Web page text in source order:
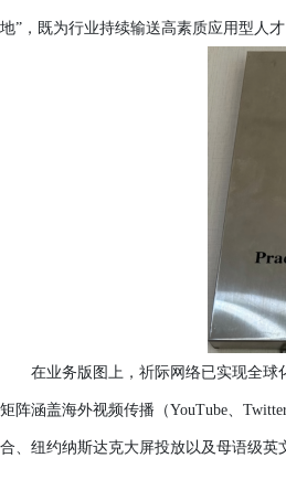
地”，既为行业持续输送高素质应用型人
在业务版图上，祈际网络已实现全
矩阵涵盖海外视频传播（YouTube、
合、纽约纳斯达克大屏投放以及母语级英